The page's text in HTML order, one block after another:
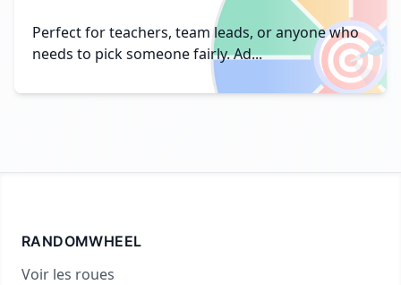
🎯
Perfect for teachers, team leads, or anyone who
needs to pick someone fairly. Ad...
RANDOMWHEEL
Voir les roues